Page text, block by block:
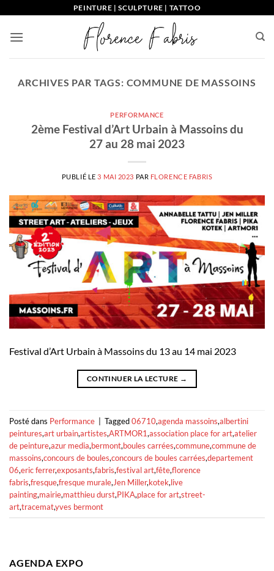
contenu
PEINTURE | SCULPTURE | TATTOO
ARCHIVES PAR TAGS: COMMUNE DE MASSOINS
PERFORMANCE
2ème Festival d’Art Urbain à Massoins du
27 au 28 mai 2023
PUBLIÉ LE 3 MAI 2023 PAR FLORENCE FABRIS
Festival d’Art Urbain à Massoins du 13 au 14 mai 2023
CONTINUER LA LECTURE →
Posté dans Performance Tagged06710,agenda massoins,albertini
peintures,art urbain,artistes,ARTMOR1,association place for art,atelier
de peinture,azur media,bermont,boules carrées,commune,commune de
massoins,concours de boules,concours de boules carrées,departement
06,eric ferrer,exposants,fabris,festival art,fête,florence
fabris,fresque,fresque murale,Jen Miller,kotek,live
painting,mairie,matthieu durst,PIKA,place for art,street-
art,tracemat,yves bermont
AGENDA EXPO